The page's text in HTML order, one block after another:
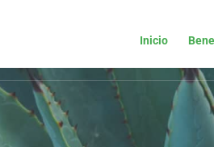
Inicio